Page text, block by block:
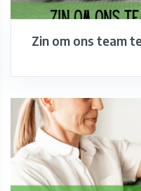
Zin om ons team